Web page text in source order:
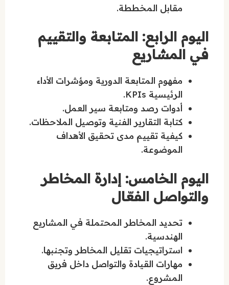
مقابل المخططة.
اليوم الرابع: المتابعة والتقييم
في المشاريع
مفهوم المتابعة الدورية ومؤشرات الأداء
الرئيسية KPIs.
أدوات رصد ومتابعة سير العمل.
كتابة التقارير الفنية وتوصيل الملاحظات.
كيفية تقييم مدى تحقيق الأهداف
الموضوعة.
اليوم الخامس: إدارة المخاطر
والتواصل الفعّال
تحديد المخاطر المحتملة في المشاريع
الهندسية.
استراتيجيات تقليل المخاطر وتجنبها.
مهارات القيادة والتواصل داخل فريق
المشروع.